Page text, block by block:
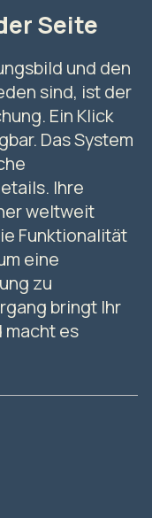
Seite
und den
sind, ist der
Ein Klick
Das System
Ihre
weltweit
Funktionalität
eine
zu
bringt Ihr
macht es